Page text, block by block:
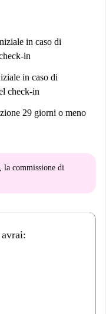
in caso di
in
in caso di
check-in
29 giorni o meno
la commissione di